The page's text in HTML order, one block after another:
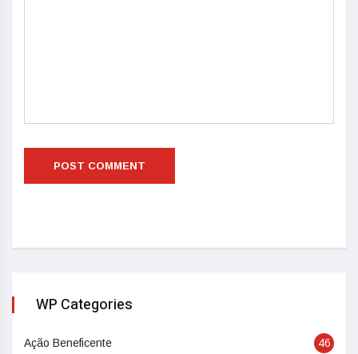
WP Categories
Ação Beneficente 46